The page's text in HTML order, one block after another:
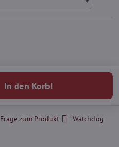
In den Korb!
Frage zum Produkt
Watchdog